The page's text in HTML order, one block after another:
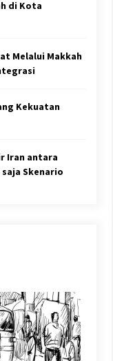
di Kota
Melalui Makkah
Kekuatan
Iran antara
Skenario